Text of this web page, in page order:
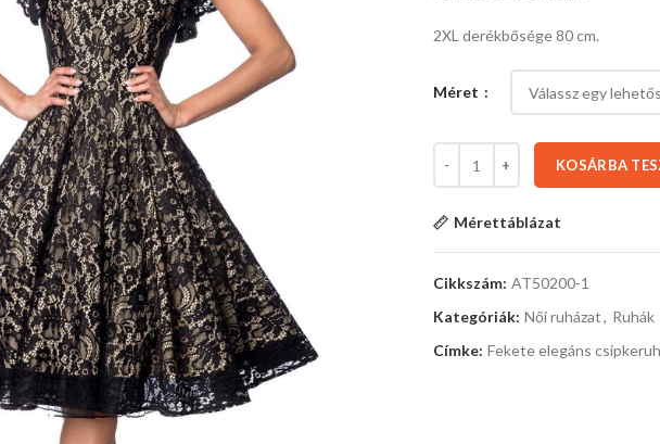
2XL derékbősége 80 cm.
Méret
KOSÁRBA
Mérettáblázat
Cikkszám: AT50200-1
Kategóriák: Női ruházat, Ruhák
Címke: Fekete elegáns